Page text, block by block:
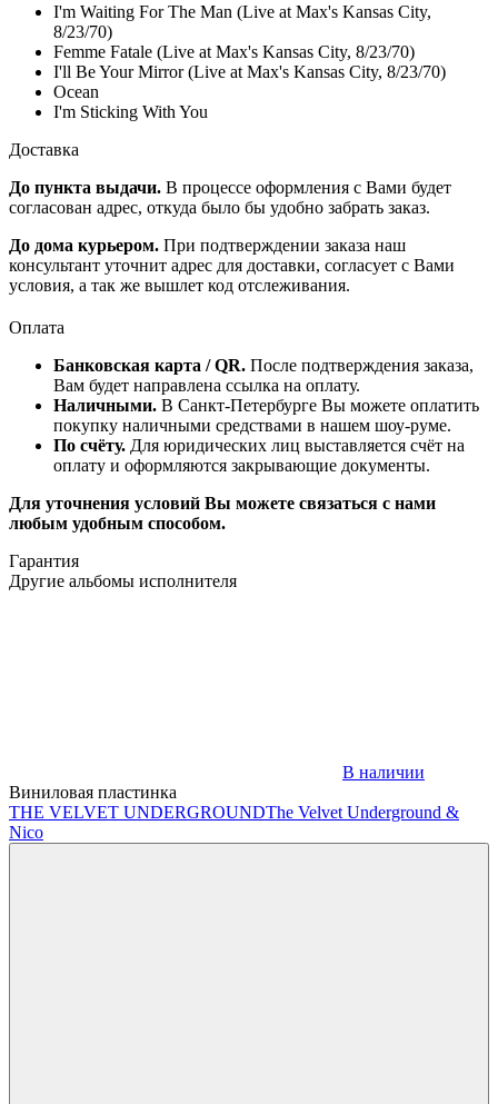
I'm Waiting For The Man (Live at Max's Kansas City,
8/23/70)
Femme Fatale (Live at Max's Kansas City, 8/23/70)
I'll Be Your Mirror (Live at Max's Kansas City, 8/23/70)
Ocean
I'm Sticking With You
Доставка
До пункта выдачи. В процессе оформления с Вами будет
согласован адрес, откуда было бы удобно забрать заказ.
До дома курьером. При подтверждении заказа наш
консультант уточнит адрес для доставки, согласует с Вами
условия, а так же вышлет код отслеживания.
Оплата
Банковская карта / QR. После подтверждения заказа,
Вам будет направлена ссылка на оплату.
Наличными. В Санкт-Петербурге Вы можете оплатить
покупку наличными средствами в нашем шоу-руме.
По счёту. Для юридических лиц выставляется счёт на
оплату и оформляются закрывающие документы.
Для уточнения условий Вы можете связаться с нами
любым удобным способом.
Гарантия
Другие альбомы исполнителя
В наличии
Виниловая пластинка
THE VELVET UNDERGROUNDThe Velvet Underground &
Nico